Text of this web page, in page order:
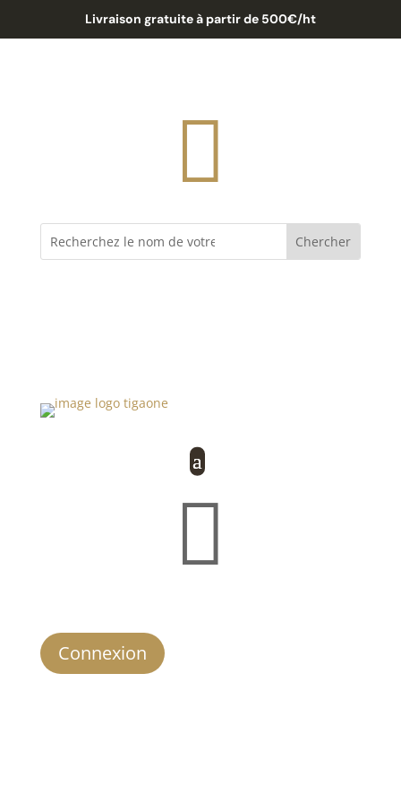
Livraison gratuite à partir de 500€/ht


Connexion